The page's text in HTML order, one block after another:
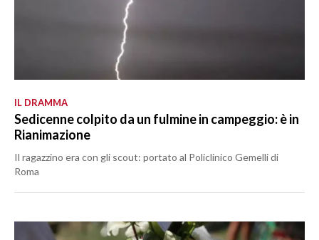
IL DRAMMA
Sedicenne colpito da un fulmine in campeggio: è in
Rianimazione
Il ragazzino era con gli scout: portato al Policlinico Gemelli di
Roma